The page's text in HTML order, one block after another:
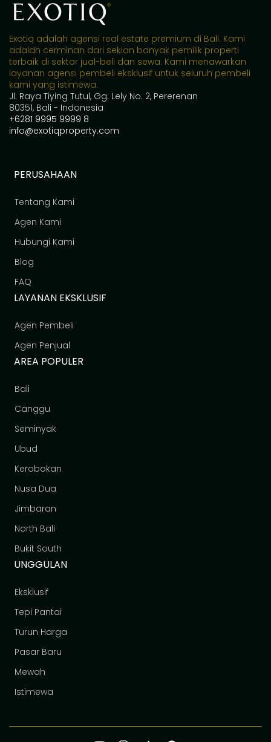
Exotiq adalah agensi real estate premium di Bali. Kami
adalah cerminan dari sekian banyak pemilik properti
terbaik di sektor jual-beli dan sewa. Kami menawarkan
layanan agensi pembeli eksklusif untuk seluruh pembeli
kami yang istimewa.
Jl. Raya Tiying Tutul, Gg. Lely No. 2, Pererenan
80351, Bali - Indonesia
+6281 9995 9999 8
info@exotiqproperty.com
PERUSAHAAN
Tentang Kami
Agen Kami
Hubungi Kami
Blog
FAQ
LAYANAN EKSKLUSIF
Agen Pembeli
Agen Penjual
AREA POPULER
Bali
Canggu
Seminyak
Ubud
Kerobokan
Nusa Dua
Jimbaran
North Bali
Bukit South
UNGGULAN
Eksklusif
Tepi Pantai
Turun Harga
Pasar Baru
Mewah
Istimewa